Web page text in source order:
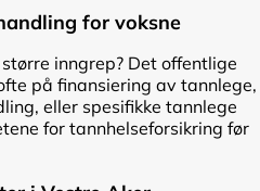
for voksne
inngrep? Det offentlige
på finansiering av tannlege,
eller spesifikke tannlege
for tannhelseforsikring før